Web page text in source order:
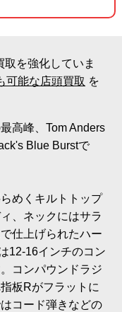
取を強化していま
可能な店頭買取 を
高峰、Tom Anders
Blue Burstで
めくキルトトップ
、ネックにはサラ
仕上げられたハー
12-16インチのコン
コンパウンドラジ
板Rがフラットに
コード弾きなどの